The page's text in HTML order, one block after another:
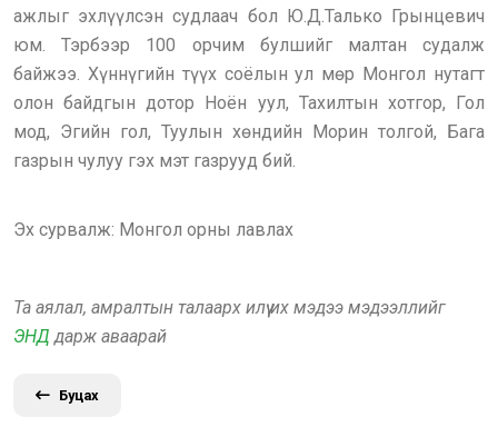
ажлыг эхлүүлсэн судлаач бол Ю.Д.Талько Грынцевич
юм. Тэрбээр 100 орчим булшийг малтан судалж
байжээ. Хүннүгийн түүх соёлын ул мөр Монгол нутагт
олон байдгын дотор Ноён уул, Тахилтын хотгор, Гол
мод, Эгийн гол, Туулын хөндийн Морин толгой, Бага
газрын чулуу гэх мэт газрууд бий.
Эх сурвалж: Монгол орны лавлах
Та аялал, амралтын талаарх илүү их мэдээ мэдээллийг
ЭНД дарж аваарай
Буцах